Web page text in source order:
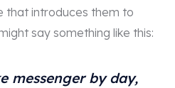
that introduces them to
say something like this:
messenger by day,